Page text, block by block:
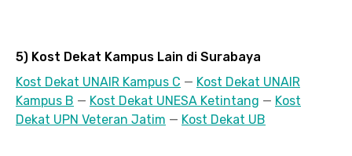
5) Kost Dekat Kampus Lain di Surabaya
Kost Dekat UNAIR Kampus C — Kost Dekat UNAIR
Kampus B — Kost Dekat UNESA Ketintang — Kost
Dekat UPN Veteran Jatim — Kost Dekat UB